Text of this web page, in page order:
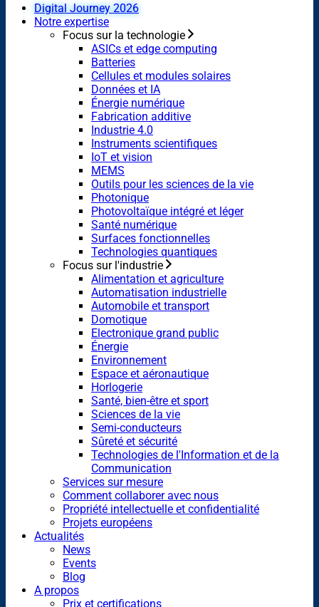
Digital Journey 2026
Notre expertise
Focus sur la technologie
ASICs et edge computing
Batteries
Cellules et modules solaires
Données et IA
Énergie numérique
Fabrication additive
Industrie 4.0
Instruments scientifiques
IoT et vision
MEMS
Outils pour les sciences de la vie
Photonique
Photovoltaïque intégré et léger
Santé numérique
Surfaces fonctionnelles
Technologies quantiques
Focus sur l'industrie
Alimentation et agriculture
Automatisation industrielle
Automobile et transport
Domotique
Electronique grand public
Énergie
Environnement
Espace et aéronautique
Horlogerie
Santé, bien-être et sport
Sciences de la vie
Semi-conducteurs
Sûreté et sécurité
Technologies de l'Information et de la
Communication
Services sur mesure
Comment collaborer avec nous
Propriété intellectuelle et confidentialité
Projets européens
Actualités
News
Events
Blog
A propos
Prix et certifications